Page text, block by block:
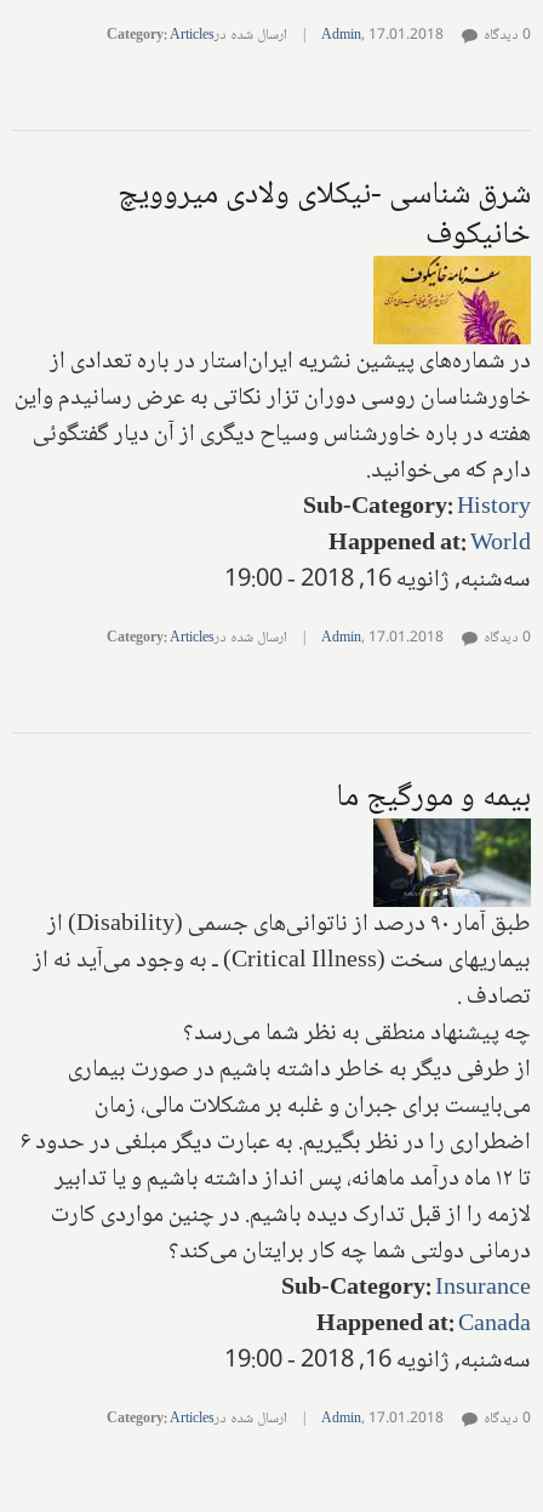
Admin, 17.01.2018
| ارسال شده در Category:Articles 0 دیدگاه
شرق شناسی -نیکلای ولادی میروویچ
خانیکوف
در شماره‌های‌ پیشین نشریه ایران‌استار در باره تعدادی از
خاورشناسان روسی دوران تزار‌ نکاتی به عرض رسانیدم واین
هفته در باره خاورشناس وسیاح دیگری از آن دیار گفتگو‌ئی
دارم که می‌خوانید‌.
Sub-Category:History
Happened at:World
سه‌شنبه, ژانویه 16, 2018 - 19:00
Admin, 17.01.2018
| ارسال شده در Category:Articles 0 دیدگاه
بیمه و مورگیج ما
طبق آمار ۹۰ درصد از ناتوانی‌های جسمی (Disability) از
بیماریهای سخت‌ (Critical Illness) ـ به وجود می‌آید نه از
تصادف .
چه پیشنهاد منطقی به نظر شما می‌رسد؟
از طرفی دیگر به خاطر داشته باشیم در صورت بیماری
می‌بایست برای جبران و غلبه بر مشکلات مالی، زمان
اضطراری را در نظر بگیریم. به عبارت دیگر مبلغی در حدود ۶
تا ۱۲ ماه درآمد ماهانه، پس انداز داشته باشیم و یا تدابیر
لازمه را از قبل تدارک دیده باشیم.‌ در چنین مواردی کارت
درمانی دولتی شما چه کار برایتان می‌کند؟
Sub-Category:Insurance
Happened at:Canada
سه‌شنبه, ژانویه 16, 2018 - 19:00
Admin, 17.01.2018
| ارسال شده در Category:Articles 0 دیدگاه